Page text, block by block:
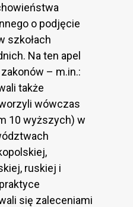
o podjęcie
szkołach
Na ten apel
– m.in.:
także
wówczas
10 wyższych) w
ruskiej i
się zaleceniami